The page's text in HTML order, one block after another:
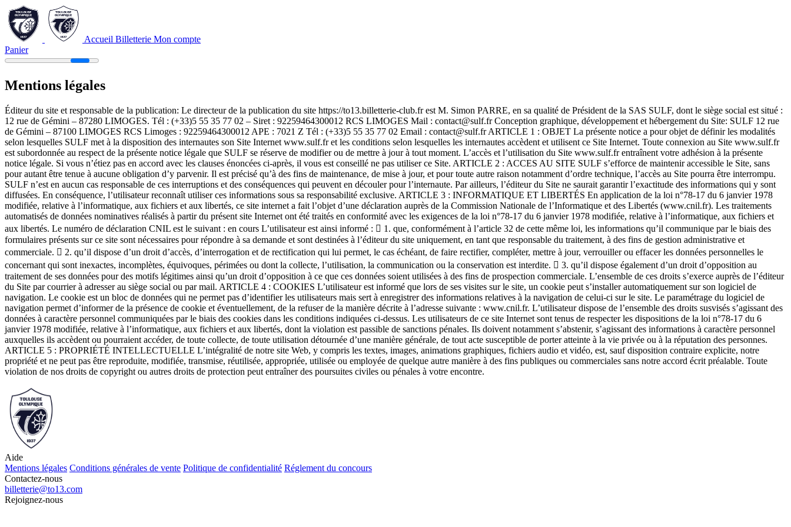
Accueil Billetterie Mon compte
Panier
Mentions légales
Éditeur du site et responsable de la publication: Le directeur de la publication du site https://to13.billetterie-club.fr est M. Simon PARRE, en sa qualité de Président de la SAS SULF, dont le siège social est situé :
12 rue de Gémini – 87280 LIMOGES. Tél : (+33)5 55 35 77 02 – Siret : 92259464300012 RCS LIMOGES Mail : contact@sulf.fr Conception graphique, développement et hébergement du Site: SULF 12 rue
de Gémini – 87100 LIMOGES RCS Limoges : 92259464300012 APE : 7021 Z Tél : (+33)5 55 35 77 02 Email : contact@sulf.fr ARTICLE 1 : OBJET La présente notice a pour objet de définir les modalités
selon lesquelles SULF met à la disposition des internautes son Site Internet www.sulf.fr et les conditions selon lesquelles les internautes accèdent et utilisent ce Site Internet. Toute connexion au Site www.sulf.fr
est subordonnée au respect de la présente notice légale que SULF se réserve de modifier ou de mettre à jour à tout moment. L’accès et l’utilisation du Site www.sulf.fr entraînent votre adhésion à la présente
notice légale. Si vous n’étiez pas en accord avec les clauses énoncées ci-après, il vous est conseillé ne pas utiliser ce Site. ARTICLE 2 : ACCES AU SITE SULF s’efforce de maintenir accessible le Site, sans
pour autant être tenue à aucune obligation d’y parvenir. Il est précisé qu’à des fins de maintenance, de mise à jour, et pour toute autre raison notamment d’ordre technique, l’accès au Site pourra être interrompu.
SULF n’est en aucun cas responsable de ces interruptions et des conséquences qui peuvent en découler pour l’internaute. Par ailleurs, l’éditeur du Site ne saurait garantir l’exactitude des informations qui y sont
diffusées. En conséquence, l’utilisateur reconnaît utiliser ces informations sous sa responsabilité exclusive. ARTICLE 3 : INFORMATIQUE ET LIBERTÉS En application de la loi n°78-17 du 6 janvier 1978
modifiée, relative à l’informatique, aux fichiers et aux libertés, ce site internet a fait l’objet d’une déclaration auprès de la Commission Nationale de l’Informatique et des Libertés (www.cnil.fr). Les traitements
automatisés de données nominatives réalisés à partir du présent site Internet ont été traités en conformité avec les exigences de la loi n°78-17 du 6 janvier 1978 modifiée, relative à l’informatique, aux fichiers et
aux libertés. Le numéro de déclaration CNIL est le suivant : en cours L’utilisateur est ainsi informé :  1. que, conformément à l’article 32 de cette même loi, les informations qu’il communique par le biais des
formulaires présents sur ce site sont nécessaires pour répondre à sa demande et sont destinées à l’éditeur du site uniquement, en tant que responsable du traitement, à des fins de gestion administrative et
commerciale.  2. qu’il dispose d’un droit d’accès, d’interrogation et de rectification qui lui permet, le cas échéant, de faire rectifier, compléter, mettre à jour, verrouiller ou effacer les données personnelles le
concernant qui sont inexactes, incomplètes, équivoques, périmées ou dont la collecte, l’utilisation, la communication ou la conservation est interdite.  3. qu’il dispose également d’un droit d’opposition au
traitement de ses données pour des motifs légitimes ainsi qu’un droit d’opposition à ce que ces données soient utilisées à des fins de prospection commerciale. L’ensemble de ces droits s’exerce auprès de l’éditeur
du Site par courrier à adresser au siège social ou par mail. ARTICLE 4 : COOKIES L’utilisateur est informé que lors de ses visites sur le site, un cookie peut s’installer automatiquement sur son logiciel de
navigation. Le cookie est un bloc de données qui ne permet pas d’identifier les utilisateurs mais sert à enregistrer des informations relatives à la navigation de celui-ci sur le site. Le paramétrage du logiciel de
navigation permet d’informer de la présence de cookie et éventuellement, de la refuser de la manière décrite à l’adresse suivante : www.cnil.fr. L’utilisateur dispose de l’ensemble des droits susvisés s’agissant des
données à caractère personnel communiquées par le biais des cookies dans les conditions indiquées ci-dessus. Les utilisateurs de ce site Internet sont tenus de respecter les dispositions de la loi n°78-17 du 6
janvier 1978 modifiée, relative à l’informatique, aux fichiers et aux libertés, dont la violation est passible de sanctions pénales. Ils doivent notamment s’abstenir, s’agissant des informations à caractère personnel
auxquelles ils accèdent ou pourraient accéder, de toute collecte, de toute utilisation détournée d’une manière générale, de tout acte susceptible de porter atteinte à la vie privée ou à la réputation des personnes.
ARTICLE 5 : PROPRIÉTÉ INTELLECTUELLE L’intégralité de notre site Web, y compris les textes, images, animations graphiques, fichiers audio et vidéo, est, sauf disposition contraire explicite, notre
propriété et ne peut pas être reproduite, modifiée, transmise, réutilisée, appropriée, utilisée ou employée de quelque autre manière à des fins publiques ou commerciales sans notre accord écrit préalable. Toute
violation de nos droits de copyright ou autres droits de protection peut entraîner des poursuites civiles ou pénales à votre encontre.
Aide
Mentions légales Conditions générales de vente Politique de confidentialité Réglement du concours
Contactez-nous
billetterie@to13.com
Rejoignez-nous